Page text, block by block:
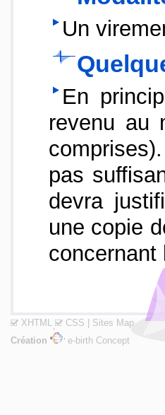
Un
En
revenu au
pas
devra
une copie
concernant
XHTML CSS
Sites Map
Création
e-birth Concept